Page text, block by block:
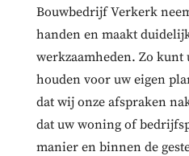
Bouwbedrijf Verkerk
handen en maakt
werkzaamheden. Zo kunt
houden voor uw eigen
dat wij onze afspraken
dat uw woning of
manier en binnen de